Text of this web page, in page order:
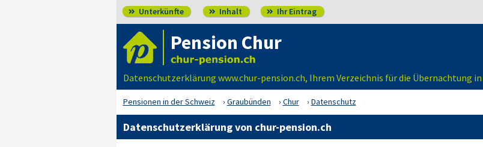
 Unterkünfte  Inhalt  Ihr Eintrag
Pension Chur
Datenschutzerklärung www.chur-pension.ch, Ihrem Verzeichnis für die Übernachtung in
Pensionen in der Schweiz Graubünden Chur Datenschutz
Datenschutzerklärung von chur-pension.ch